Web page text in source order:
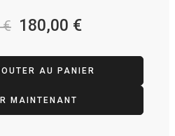
€ 180,00 €
AU PANIER
MAINTENANT